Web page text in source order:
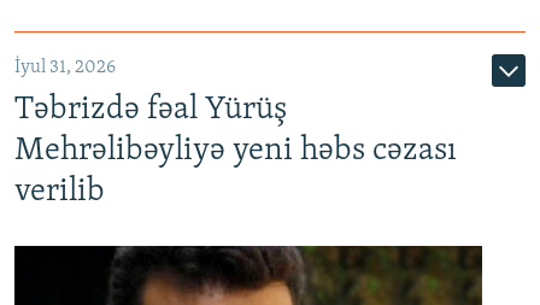
İyul 31, 2026
Təbrizdə fəal Yürüş
Mehrəlibəyliyə yeni həbs cəzası
verilib